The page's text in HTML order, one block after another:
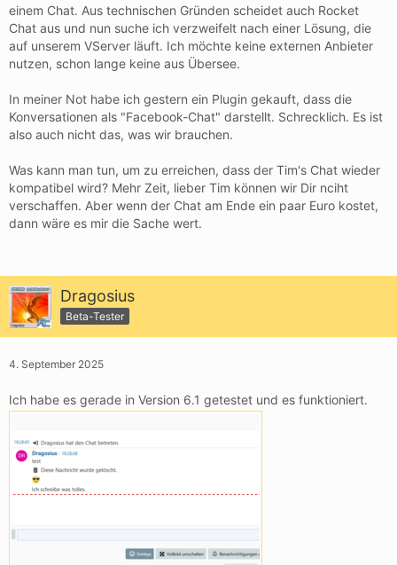
einem Chat. Aus technischen Gründen scheidet auch Rocket
Chat aus und nun suche ich verzweifelt nach einer Lösung, die
auf unserem VServer läuft. Ich möchte keine externen Anbieter
nutzen, schon lange keine aus Übersee.
In meiner Not habe ich gestern ein Plugin gekauft, dass die
Konversationen als "Facebook-Chat" darstellt. Schrecklich. Es ist
also auch nicht das, was wir brauchen.
Was kann man tun, um zu erreichen, dass der Tim's Chat wieder
kompatibel wird? Mehr Zeit, lieber Tim können wir Dir nciht
verschaffen. Aber wenn der Chat am Ende ein paar Euro kostet,
dann wäre es mir die Sache wert.
Dragosius
Beta-Tester
4. September 2025
Ich habe es gerade in Version 6.1 getestet und es funktioniert.